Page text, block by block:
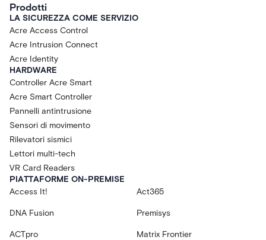
Prodotti
LA SICUREZZA COME SERVIZIO
Acre Access Control
Acre Intrusion Connect
Acre Identity
HARDWARE
Controller Acre Smart
Acre Smart Controller
Pannelli antintrusione
Sensori di movimento
Rilevatori sismici
Lettori multi-tech
VR Card Readers
PIATTAFORME ON-PREMISE
Access It!
Act365
DNA Fusion Premisys
ACTpro Matrix Frontier